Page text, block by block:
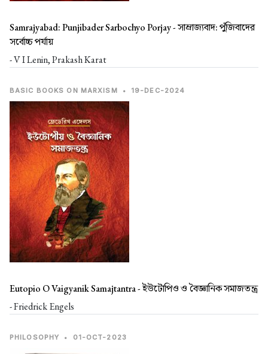
Samrajyabad: Punjibader Sarbochyo Porjay -সাম্রাজ্যবাদ: পুঁজিবাদের
সর্বোচ্চ পর্যায়
- V I Lenin, Prakash Karat
BASIC BOOKS ON MARXISM • 19-DEC-2024
Eutopio O Vaigyanik Samajtantra -ইউটোপিও ও বৈজ্ঞানিক সমাজতন্ত্র
- Friedrick Engels
PHILOSOPHY • 01-OCT-2023